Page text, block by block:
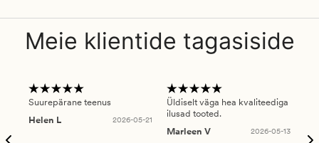
Meie klientide tagasiside
Suurepärane teenus
Helen L
2026-05-21
Üldiselt väga hea kvaliteediga
ilusad tooted.
Marleen V
2026-05-13